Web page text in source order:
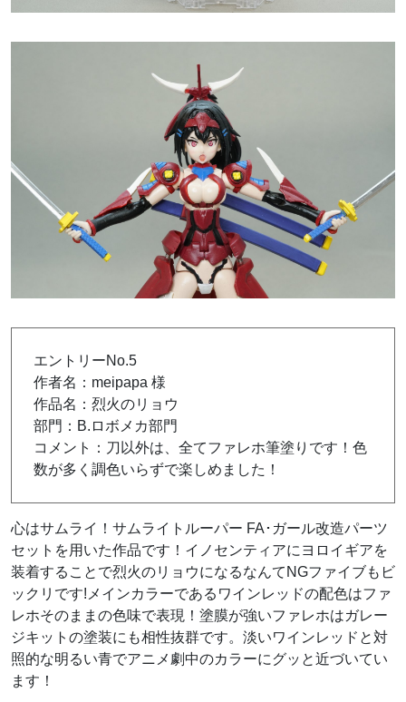
エントリーNo.5
作者名：meipapa 様
作品名：烈火のリョウ
部門：B.ロボメカ部門
コメント：刀以外は、全てファレホ筆塗りです！色
数が多く調色いらずで楽しめました！
心はサムライ！サムライトルーパー FA･ガール改造パーツ
セットを用いた作品です！イノセンティアにヨロイギアを
装着することで烈火のリョウになるなんてNGファイブもビ
ックリです!メインカラーであるワインレッドの配色はファ
レホそのままの色味で表現！塗膜が強いファレホはガレー
ジキットの塗装にも相性抜群です。淡いワインレッドと対
照的な明るい青でアニメ劇中のカラーにグッと近づいてい
ます！